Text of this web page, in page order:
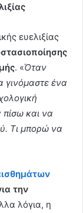
ευελιξίας
. «Όταν
γινόμαστε ένα
πίσω και να
Τι μπορώ να
την
λόγια, η